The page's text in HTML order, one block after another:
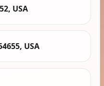
USA
USA